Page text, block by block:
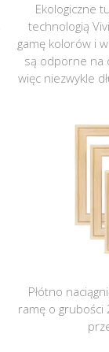
Ekologiczne
technologią
gamę kolorów i
są odporne na
więc niezwykle
Płótno
ramę o grubości